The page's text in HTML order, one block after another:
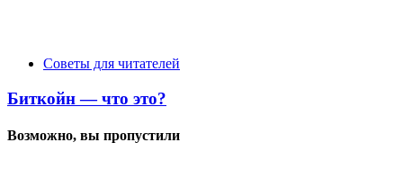
Советы для читателей
Биткойн — что это?
Возможно, вы пропустили